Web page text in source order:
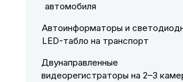
автомобиля
Автоинформаторы и
LED-табло на транспорт
Двунаправленные
видеорегистраторы на 2–3